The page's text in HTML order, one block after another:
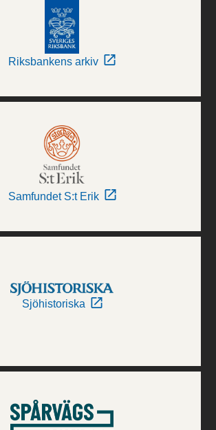
Riksbankens arkiv
Samfundet S:t Erik
Sjöhistoriska